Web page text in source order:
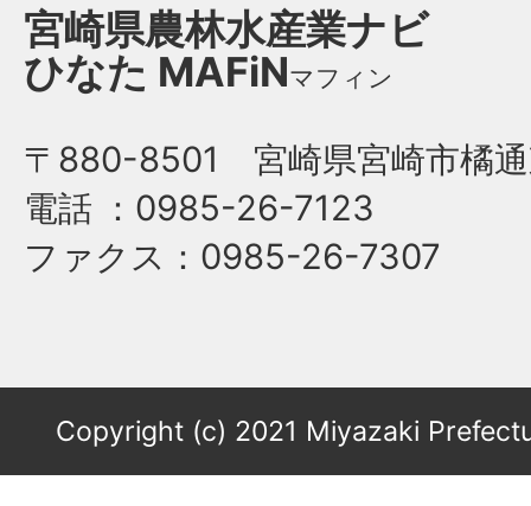
宮崎県農林水産業ナビ
ひなた MAFiNマフィン
〒880-8501 宮崎県宮崎市橘通
電話 ：0985-26-7123
ファクス ：0985-26-7307
Copyright (c) 2021 Miyazaki